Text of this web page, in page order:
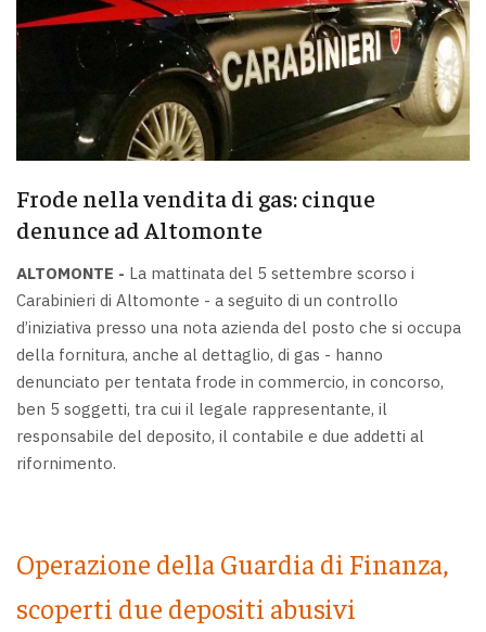
Frode nella vendita di gas: cinque
denunce ad Altomonte
ALTOMONTE - La mattinata del 5 settembre scorso i
Carabinieri di Altomonte - a seguito di un controllo
d’iniziativa presso una nota azienda del posto che si occupa
della fornitura, anche al dettaglio, di gas - hanno
denunciato per tentata frode in commercio, in concorso,
ben 5 soggetti, tra cui il legale rappresentante, il
responsabile del deposito, il contabile e due addetti al
rifornimento.
Operazione della Guardia di Finanza,
scoperti due depositi abusivi